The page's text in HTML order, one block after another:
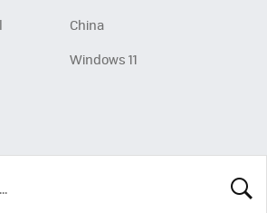
China
Windows 11